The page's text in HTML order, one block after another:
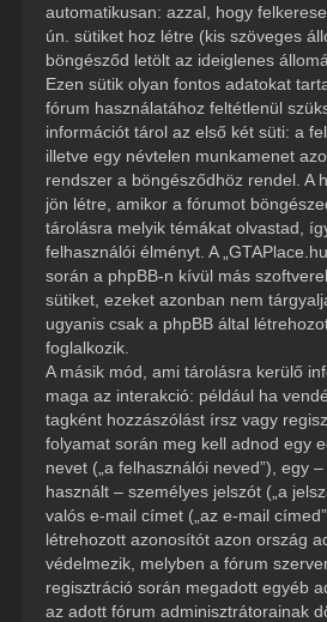
automatikusan: azzal, hogy
ún. sütiket hoz létre (kis szöveges
böngésződ letölt az ideiglenes
Ezen sütik olyan fontos adatokat
fórum használatához feltétlenül
információt tárol az első két süti: a
illetve egy névtelen munkamenet
rendszer a böngésződhöz rendel. A
jön létre, amikor a fórumot
tárolásra melyik témákat olvastad,
felhasználói élményt. A
során a phpBB-n kívül más
sütiket, ezeket azonban nem
ugyanis csak a phpBB által
foglalkozik.
A másik mód, ami tárolásra kerülő
maga az interakció: például ha
tagként hozzászólást írsz vagy
folyamat során meg kell adnod egy
nevet („a felhasználói neved”), egy
használt – személyes jelszót („a
valós e-mail címet („az e-mail
létrehozott azonosítót azon ország
védelmezik, melyben a fórum
regisztráció során megadott egyéb
az adott fórum adminisztrátorainak